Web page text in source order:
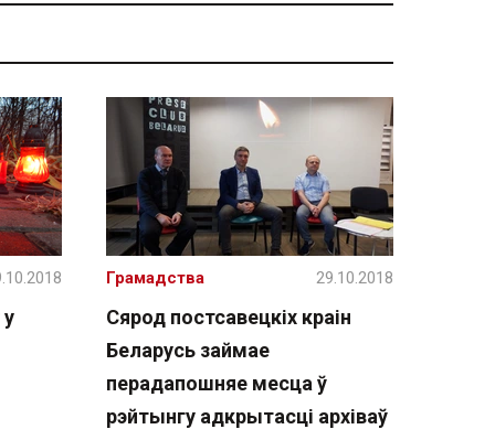
Сярод постсавецкіх краін
Беларусь займае
перадапошняе месца ў
рэйтынгу адкрытасці архіваў
Грамадства 29.10.2018